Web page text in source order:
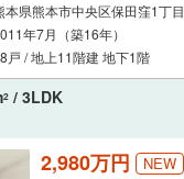
本県熊本市中央区保田窪1丁目
年7月（築16年）
戸 / 地上11階建 地下1階
2 / 3LDK
2,980万円 NEW